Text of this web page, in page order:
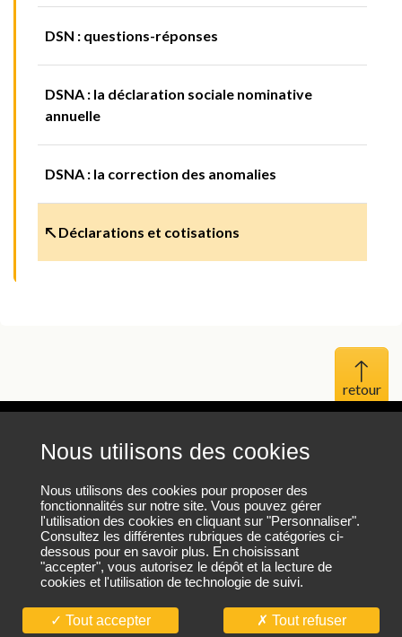
Nous utilisons des cookies
Nous utilisons des cookies pour proposer des
fonctionnalités sur notre site. Vous pouvez gérer
l'utilisation des cookies en cliquant sur "Personnaliser".
Consultez les différentes rubriques de catégories ci-
dessous pour en savoir plus. En choisissant
"accepter", vous autorisez le dépôt et la lecture de
cookies et l'utilisation de technologie de suivi.
Tout accepter Tout refuser
DSN : questions-réponses
DSNA : la déclaration sociale nominative
annuelle
DSNA : la correction des anomalies
↖ Déclarations et cotisations
Haut
Mentions légales
Protection des données personnelles
Plan du site
Nous contacter